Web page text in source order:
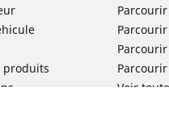
produits
Voir